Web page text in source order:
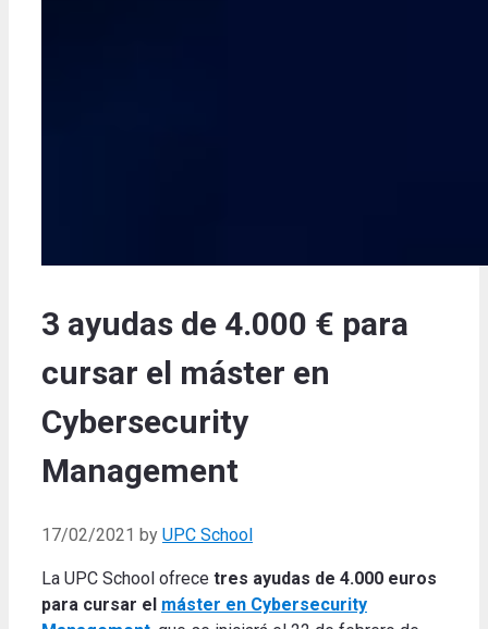
3 ayudas de 4.000 € para
cursar el máster en
Cybersecurity
Management
17/02/2021 by UPC School
La UPC School ofrece tres ayudas de 4.000 euros
para cursar el máster en Cybersecurity